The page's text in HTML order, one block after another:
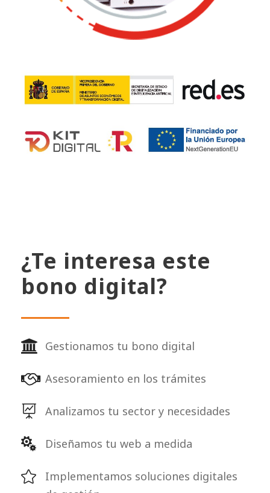
¿Te interesa este
bono digital?
Gestionamos tu bono digital
Asesoramiento en los trámites
Analizamos tu sector y necesidades
Diseñamos tu web a medida
Implementamos soluciones digitales